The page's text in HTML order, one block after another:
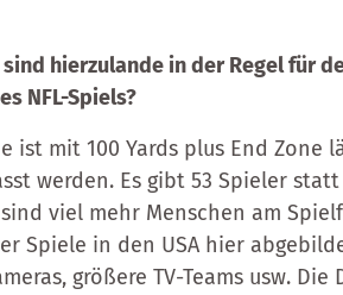
hierzulande in der Regel für
NFL-Spiels?
ist mit 100 Yards plus End Zone
werden. Es gibt 53 Spieler
viel mehr Menschen am
Spiele in den USA hier
größere TV-Teams usw.